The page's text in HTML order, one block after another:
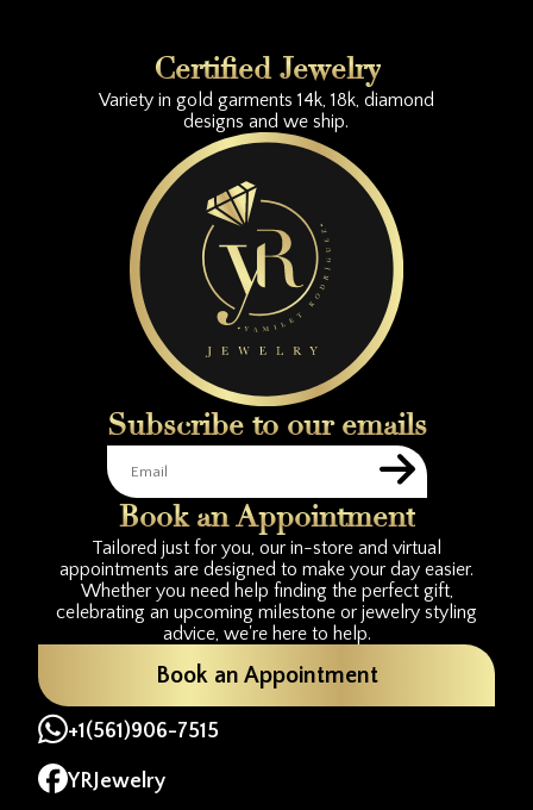
Certified Jewelry
Variety in gold garments 14k, 18k, diamond
designs and we ship.
Subscribe to our emails
Book an Appointment
Tailored just for you, our in-store and virtual
appointments are designed to make your day easier.
Whether you need help finding the perfect gift,
celebrating an upcoming milestone or jewelry styling
advice, we're here to help.
Book an Appointment
+1(561)906-7515
YRJewelry